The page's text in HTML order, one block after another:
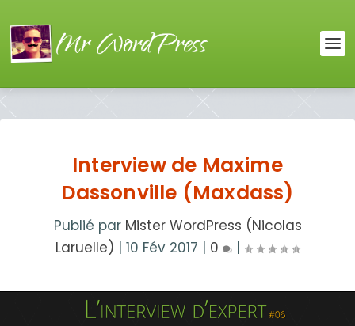
Interview de Maxime
Dassonville (Maxdass)
Publié par Mister WordPress (Nicolas
Laruelle) | 10 Fév 2017 | 0 |